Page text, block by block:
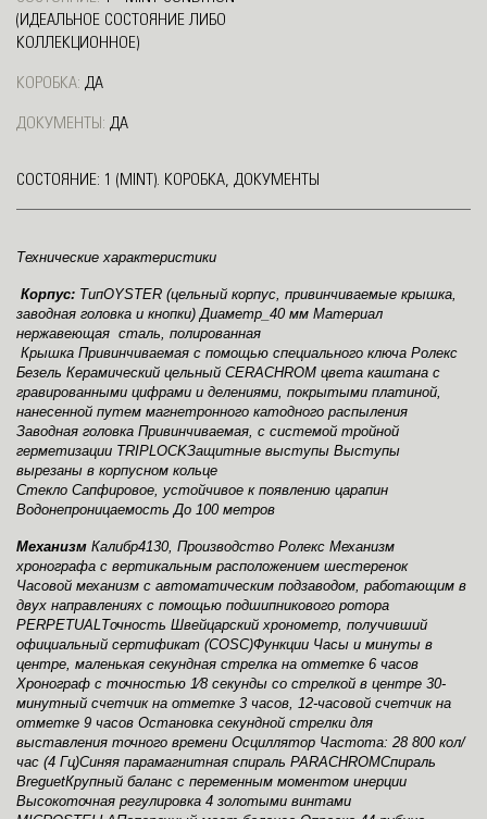
(ИДЕАЛЬНОЕ СОСТОЯНИЕ ЛИБО
КОЛЛЕКЦИОННОЕ)
КОРОБКА: ДА
ДОКУМЕНТЫ: ДА
СОСТОЯНИЕ: 1 (MINT). КОРОБКА, ДОКУМЕНТЫ
Технические характеристики
Корпус: ТипOYSTER (цельный корпус, привинчиваемые крышка,
заводная головка и кнопки) Диаметр_40 мм Материал
нержавеющая сталь, полированная
Крышка Привинчиваемая с помощью специального ключа Ролекс
Безель Керамический цельный CERACHROM цвета каштана с
гравированными цифрами и делениями, покрытыми платиной,
нанесенной путем магнетронного катодного распыления
Заводная головка Привинчиваемая, с системой тройной
герметизации TRIPLOCKЗащитные выступы Выступы
вырезаны в корпусном кольце
Стекло Сапфировое, устойчивое к появлению царапин
Водонепроницаемость До 100 метров
Механизм Калибр4130, Производство Ролекс Механизм
хронографа с вертикальным расположением шестеренок
Часовой механизм с автоматическим подзаводом, работающим в
двух направлениях с помощью подшипникового ротора
PERPETUALТочность Швейцарский хронометр, получивший
официальный сертификат (COSC)Функции Часы и минуты в
центре, маленькая секундная стрелка на отметке 6 часов
Хронограф с точностью 1⁄8 секунды со стрелкой в центре 30-
минутный счетчик на отметке 3 часов, 12-часовой счетчик на
отметке 9 часов Остановка секундной стрелки для
выставления точного времени Осциллятор Частота: 28 800 кол/
час (4 Гц)Синяя парамагнитная спираль PARACHROMСпираль
BreguetКрупный баланс с переменным моментом инерции
Высокоточная регулировка 4 золотыми винтами